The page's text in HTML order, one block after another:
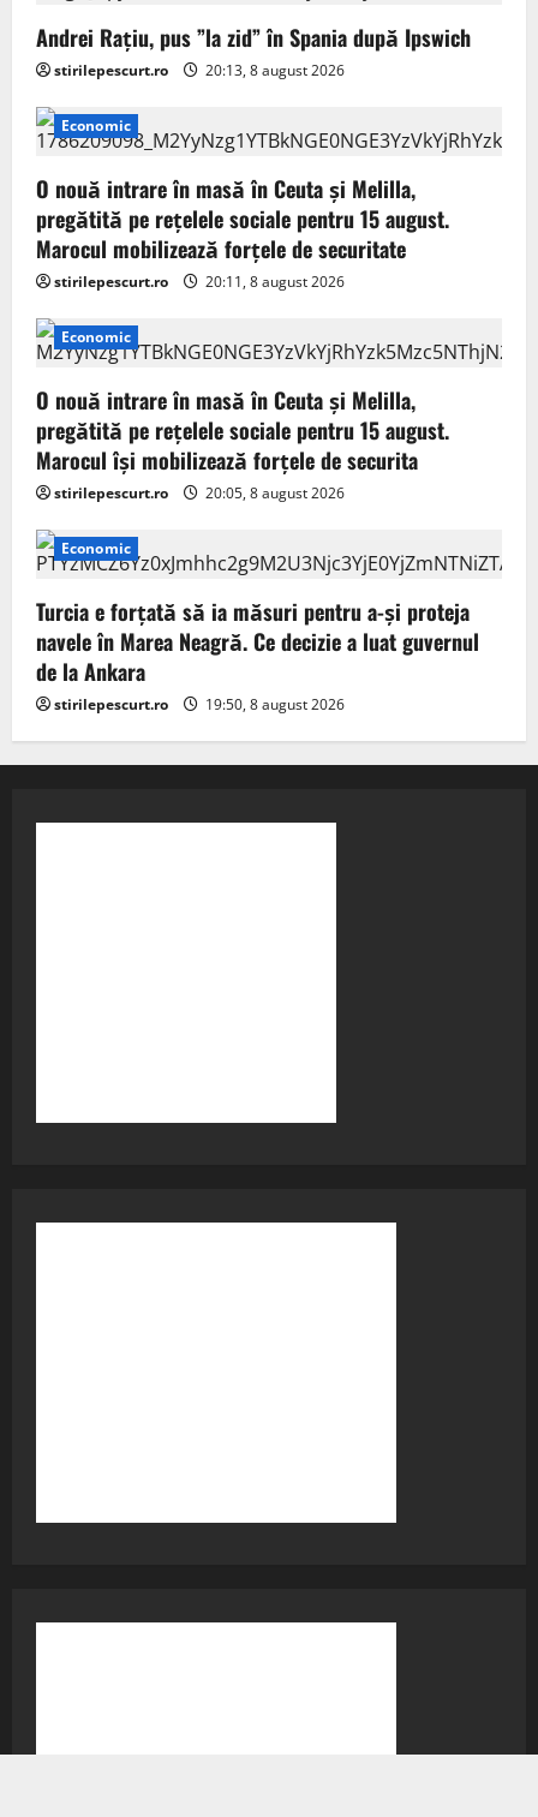
Andrei Rațiu, pus ”la zid” în Spania după Ipswich
stirilepescurt.ro 20:13, 8 august 2026
Economic
O nouă intrare în masă în Ceuta și Melilla,
pregătită pe rețelele sociale pentru 15 august.
Marocul mobilizează forțele de securitate
stirilepescurt.ro 20:11, 8 august 2026
Economic
O nouă intrare în masă în Ceuta și Melilla,
pregătită pe rețelele sociale pentru 15 august.
Marocul își mobilizează forțele de securita
stirilepescurt.ro 20:05, 8 august 2026
Economic
Turcia e forțată să ia măsuri pentru a-și proteja
navele în Marea Neagră. Ce decizie a luat guvernul
de la Ankara
stirilepescurt.ro 19:50, 8 august 2026